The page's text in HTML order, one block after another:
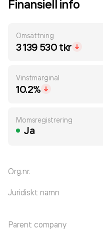
Finansiell info
Omsättning
3 139 530 tkr
Vinstmarginal
10.2%
Momsregistrering
Ja
Org.nr.
Juridiskt namn
Parent company